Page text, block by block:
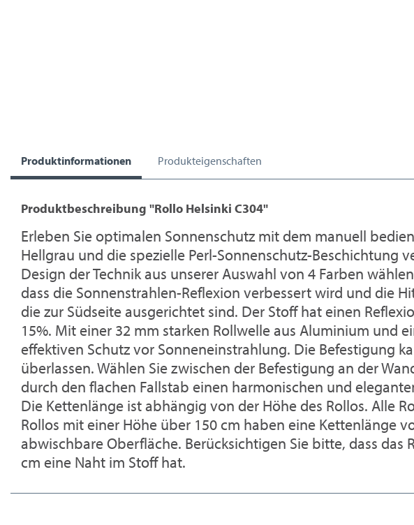
Produktinformationen Produkteigenschaften
Produktbeschreibung "Rollo Helsinki C304"
Erleben Sie optimalen Sonnenschutz mit dem manuell
Hellgrau und die spezielle Perl-Sonnenschutz-Beschichtung
Design der Technik aus unserer Auswahl von 4 Farben
dass die Sonnenstrahlen-Reflexion verbessert wird und die
die zur Südseite ausgerichtet sind. Der Stoff hat einen
15%. Mit einer 32 mm starken Rollwelle aus Aluminium und
effektiven Schutz vor Sonneneinstrahlung. Die Befestigung
überlassen. Wählen Sie zwischen der Befestigung an der
durch den flachen Fallstab einen harmonischen und
Die Kettenlänge ist abhängig von der Höhe des Rollos. Alle
Rollos mit einer Höhe über 150 cm haben eine Kettenlänge
abwischbare Oberfläche. Berücksichtigen Sie bitte, dass
cm eine Naht im Stoff hat.